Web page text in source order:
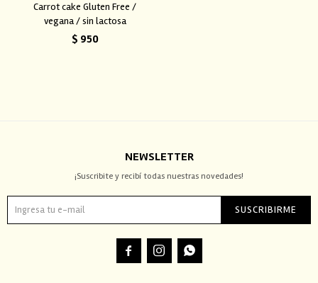
Carrot cake Gluten Free /
vegana / sin lactosa
$ 950
NEWSLETTER
¡Suscribite y recibí todas nuestras novedades!
SUSCRIBIRME
  